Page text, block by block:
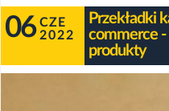
06 CZE
2022
Przekładki
commerce -
produkty